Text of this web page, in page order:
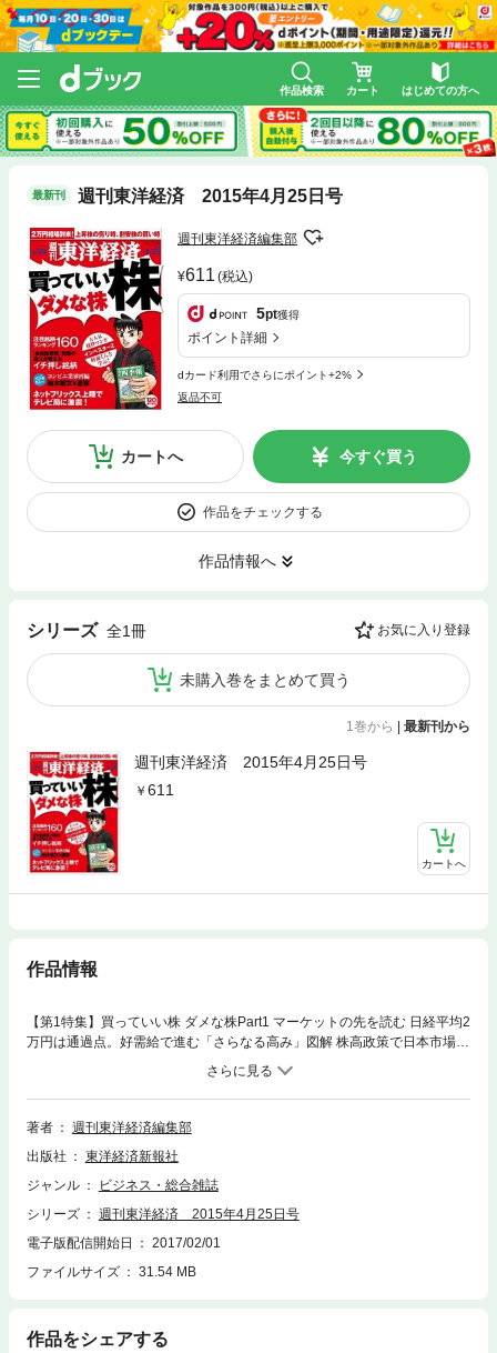
作品検索 カート はじめての方へ
最新刊 週刊東洋経済 2015年4月25日号
週刊東洋経済編集部
611 (税込)
5pt獲得
ポイント詳細
dカード利用でさらにポイント+2%
返品不可
カートへ 今すぐ買う
作品をチェックする
作品情報へ
シリーズ 全1冊 お気に入り登録
未購入巻をまとめて買う
1巻から | 最新刊から
週刊東洋経済 2015年4月25日号
611
カートへ
作品情報
【第1特集】買っていい株 ダメな株Part1 マーケットの先を読む 日経平均2
万円は通過点。好需給で進む「さらなる高み」図解 株高政策で日本市場が
変わった！日本で入り乱れる海外マネークジラGPIF、日銀ETF買いの賞味
期限Part2 投資の基本を知る 『インベスターＺ』で学ぶ投資心得投資のプ
ロにも刺さったあのシーン「株は知的なゲームだからこそ面白い」 三田紀
房●漫画家INTERVIEW│天野ひろゆき●お笑い芸人（キャイ～ン）投資のプ
6四季報完読の達人が教えるお宝銘柄はこう探せ！今買ってもいい? まず
は基本の「株価指標」PER、PBRで判断まだ割安か？ 好業績期待の優良
くか、それとも失速か?株主総会に向けて改善策？ 低ROE銘柄50米国利上
げの影響は？有望テーマはこれ！ 次期プリウス搭載で車載用電池に脚光郵
政だけではない注目IPO企業見逃すな！ 急落前に出現する4つのサイン
【巻頭インタビュー】セブン＆アイ・ホールディングス会長 鈴木敏文
著者
週刊東洋経済編集部
出版社
東洋経済新報社
ジャンル
ビジネス・総合雑誌
シリーズ
週刊東洋経済 2015年4月25日号
電子版配信開始日
2017/02/01
ファイルサイズ
31.54 MB
作品をシェアする